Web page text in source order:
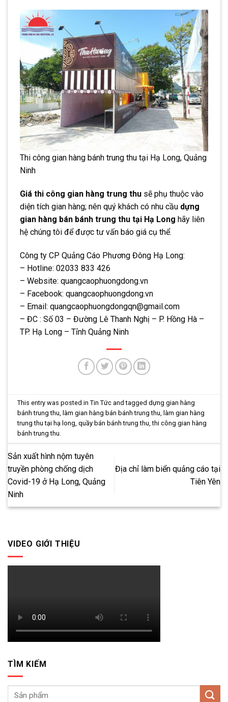
Thi công gian hàng bánh trung thu tại Hạ Long, Quảng
Ninh
Giá thi công gian hàng trung thu sẽ phụ thuộc vào
diện tích gian hàng; nên quý khách có nhu cầu dựng
gian hàng bán bánh trung thu tại Hạ Long hãy liên
hệ chúng tôi để được tư vấn báo giá cụ thể.
Công ty CP Quảng Cáo Phương Đông Hạ Long:
– Hotline: 02033 833 426
– Website: quangcaophuongdong.vn
– Facebook: quangcaophuongdong.vn
– Email: quangcaophuongdongqn@gmail.com
– ĐC : Số 03 – Đường Lê Thanh Nghị – P. Hồng Hà –
TP. Hạ Long – Tỉnh Quảng Ninh
This entry was posted inTin Tức and taggeddựng gian hàng
bánh trung thu
làm gian hàng bán bánh trung thu
làm gian hàng
trung thu tại hạ long ,quầy bán bánh trung thu ,thi công gian hàng
bánh trung thu
Sản xuất hình nộm tuyên
truyền phòng chống dịch
Covid-19 ở Hạ Long, Quảng
Ninh
Địa chỉ làm biển quảng cáo tại
Tiên Yên
VIDEO GIỚI THIỆU
TÌM KIẾM